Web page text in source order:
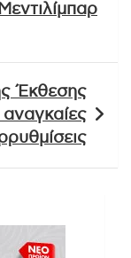
Έκθεσης
αναγκαίες